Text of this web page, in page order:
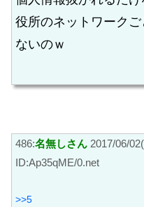
役所のネットワーク
ないのｗ
486:名無しさん 2017/06/
ID:Ap35qME/0.net
>>5